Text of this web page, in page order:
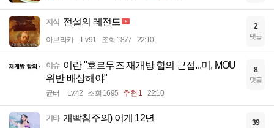
지식 전설의 레전드
아브라카 Lv.91 조회 1877 22:10
2
댓글
이슈 이란 "호르무즈 재개방 합의 근접...미, MOU
위반 배상해야"
균터 Lv.42 조회 1695 추천 1 22:10
8
댓글
기타 개빡침주의) 이게 12년 39